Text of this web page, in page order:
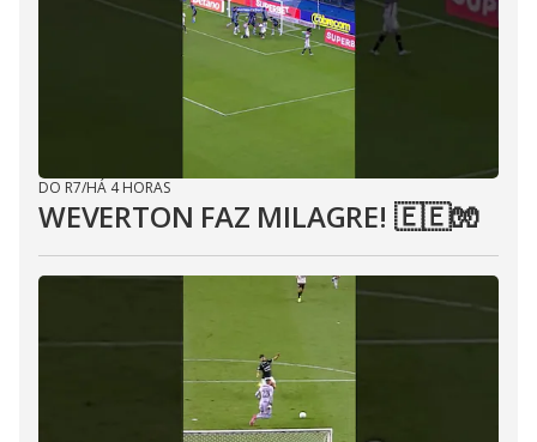
DO R7/HÁ 4 HORAS
WEVERTON FAZ MILAGRE! 🇪🇪🧤